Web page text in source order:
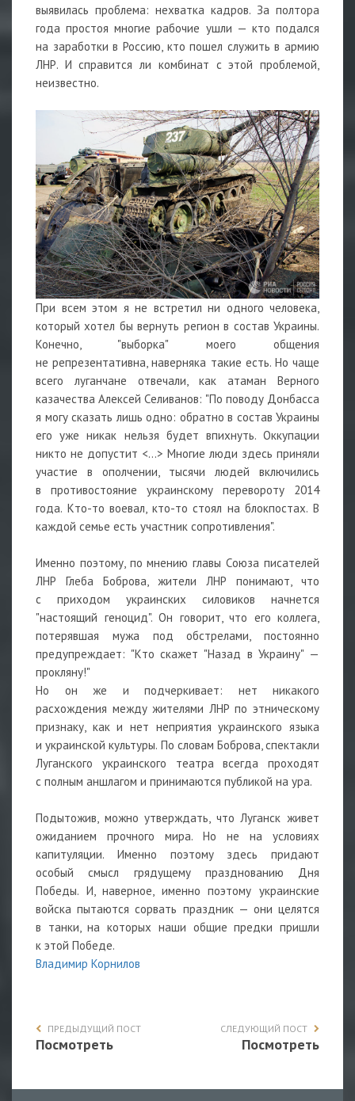
выявилась проблема: нехватка кадров. За полтора
года простоя многие рабочие ушли — кто подался
на заработки в Россию, кто пошел служить в армию
ЛНР. И справится ли комбинат с этой проблемой,
неизвестно.
При всем этом я не встретил ни одного человека,
который хотел бы вернуть регион в состав Украины.
Конечно, "выборка" моего общения
не репрезентативна, наверняка такие есть. Но чаще
всего луганчане отвечали, как атаман Верного
казачества Алексей Селиванов: "По поводу Донбасса
я могу сказать лишь одно: обратно в состав Украины
его уже никак нельзя будет впихнуть. Оккупации
никто не допустит <…> Многие люди здесь приняли
участие в ополчении, тысячи людей включились
в противостояние украинскому перевороту 2014
года. Кто-то воевал, кто-то стоял на блокпостах. В
каждой семье есть участник сопротивления".
Именно поэтому, по мнению главы Союза писателей
ЛНР Глеба Боброва, жители ЛНР понимают, что
с приходом украинских силовиков начнется
"настоящий геноцид". Он говорит, что его коллега,
потерявшая мужа под обстрелами, постоянно
предупреждает: "Кто скажет "Назад в Украину" —
прокляну!"
Но он же и подчеркивает: нет никакого
расхождения между жителями ЛНР по этническому
признаку, как и нет неприятия украинского языка
и украинской культуры. По словам Боброва, спектакли
Луганского украинского театра всегда проходят
с полным аншлагом и принимаются публикой на ура.
Подытожив, можно утверждать, что Луганск живет
ожиданием прочного мира. Но не на условиях
капитуляции. Именно поэтому здесь придают
особый смысл грядущему празднованию Дня
Победы. И, наверное, именно поэтому украинские
войска пытаются сорвать праздник — они целятся
в танки, на которых наши общие предки пришли
к этой Победе.
Владимир Корнилов
ПРЕДЫДУЩИЙ ПОСТ
Посмотреть
СЛЕДУЮЩИЙ ПОСТ
Посмотреть